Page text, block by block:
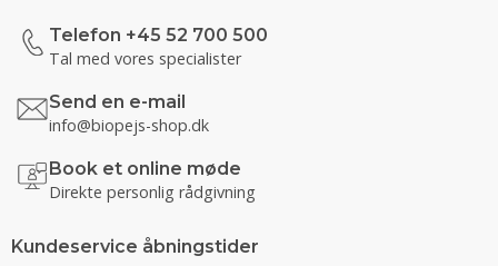
Telefon +45 52 700 500
Tal med vores specialister
Send en e-mail
info@biopejs-shop.dk
Book et online møde
Direkte personlig rådgivning
Kundeservice åbningstider